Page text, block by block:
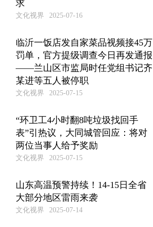
求
文化视界 2025-07-16
临沂一饭店发自家菜品视频接45万
罚单，官方提级调查今日再发通报
——兰山区市监局时任党组书记齐
某进等五人被停职
文化视界 2025-07-15
“环卫工4小时翻8吨垃圾找回手
表”引热议，大同城管回应：将对
两位当事人给予奖励
文化视界 2025-07-15
山东高温预警持续！14-15日全省
大部分地区雷雨来袭
文化视界 2025-07-14